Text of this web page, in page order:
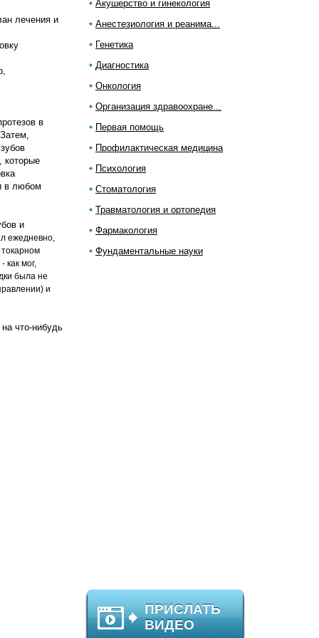
Акушерство и гинекология
Анестезиология и реанима...
Генетика
Диагностика
Онкология
Организация здравоохране...
Первая помощь
Профилактическая медицина
Психология
Стоматология
Травматология и ортопедия
Фармакология
Фундаментальные науки
ПРИСЛАТЬ
ВИДЕО
лечения и
в
которые
в любом
и
ежедневно,
как мог,
была не
и
что-нибудь